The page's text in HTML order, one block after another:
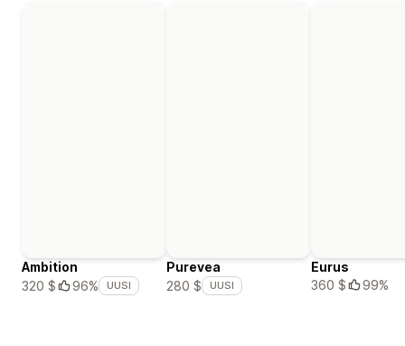
Ambition
320 $
96% UUSI
Purevea
280 $
UUSI
Eurus
360 $
99%